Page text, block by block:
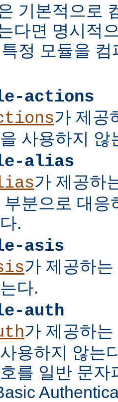
기본적으로
다면 명시적
정 모듈을
actions
가 제공
사용하지 않
alias
가 제공하
부분으로 대응
.
asis
가 제공하
다.
auth
가 제공하
용하지 않는
를 일반 문자